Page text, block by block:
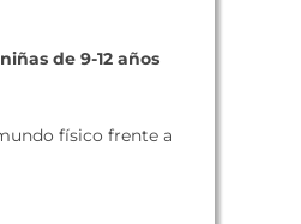
de 9-12 años
físico frente a